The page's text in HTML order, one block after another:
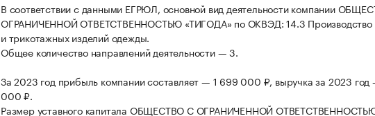
В соответствии с данными ЕГРЮЛ, основной вид деятельности компании
ОГРАНИЧЕННОЙ ОТВЕТСТВЕННОСТЬЮ «ТИГОДА» по ОКВЭД: 14.3 Производство
и трикотажных изделий одежды.
Общее количество направлений деятельности — 3.
За 2023 год прибыль компании составляет — 1 699 000 ₽, выручка за 2023
000 ₽.
Размер уставного капитала ОБЩЕСТВО С ОГРАНИЧЕННОЙ